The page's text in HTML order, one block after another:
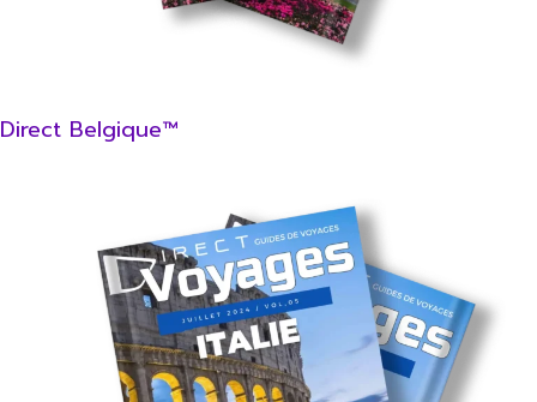
Direct Belgique™